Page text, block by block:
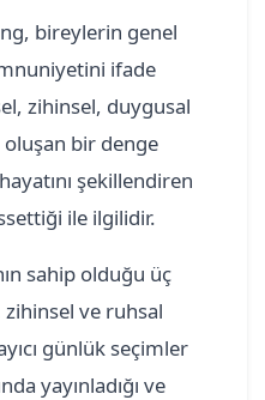
bireylerin genel
ifade
zihinsel, duygusal
bir denge
şekillendiren
ile ilgilidir.
sahip olduğu üç
ve ruhsal
günlük seçimler
yayınladığı ve